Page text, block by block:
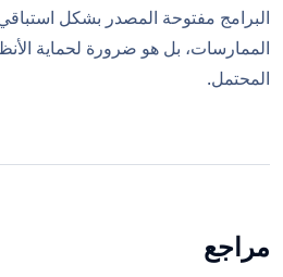
البرامج مفتوحة المصدر بشكل
الممارسات، بل هو ضرورة لحماية
المحتمل.
مراجع